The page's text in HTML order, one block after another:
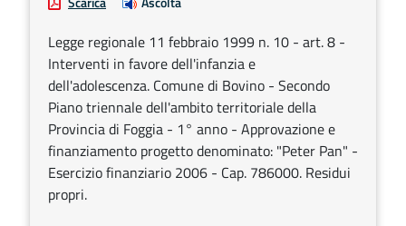
Legge regionale 11 febbraio 1999 n. 10 - art. 8 -
Interventi in favore dell'infanzia e
dell'adolescenza. Comune di Bovino - Secondo
Piano triennale dell'ambito territoriale della
Provincia di Foggia - 1° anno - Approvazione e
finanziamento progetto denominato: "Peter Pan" -
Esercizio finanziario 2006 - Cap. 786000. Residui
propri.